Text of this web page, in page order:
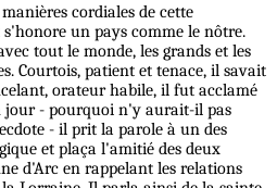
cordiales de cette
un pays comme le nôtre.
tout le monde, les grands et les
Courtois, patient et tenace, il savait
orateur habile, il fut acclamé
jour - pourquoi n'y aurait-il pas
- il prit la parole à un des
et plaça l'amitié des deux
d'Arc en rappelant les relations